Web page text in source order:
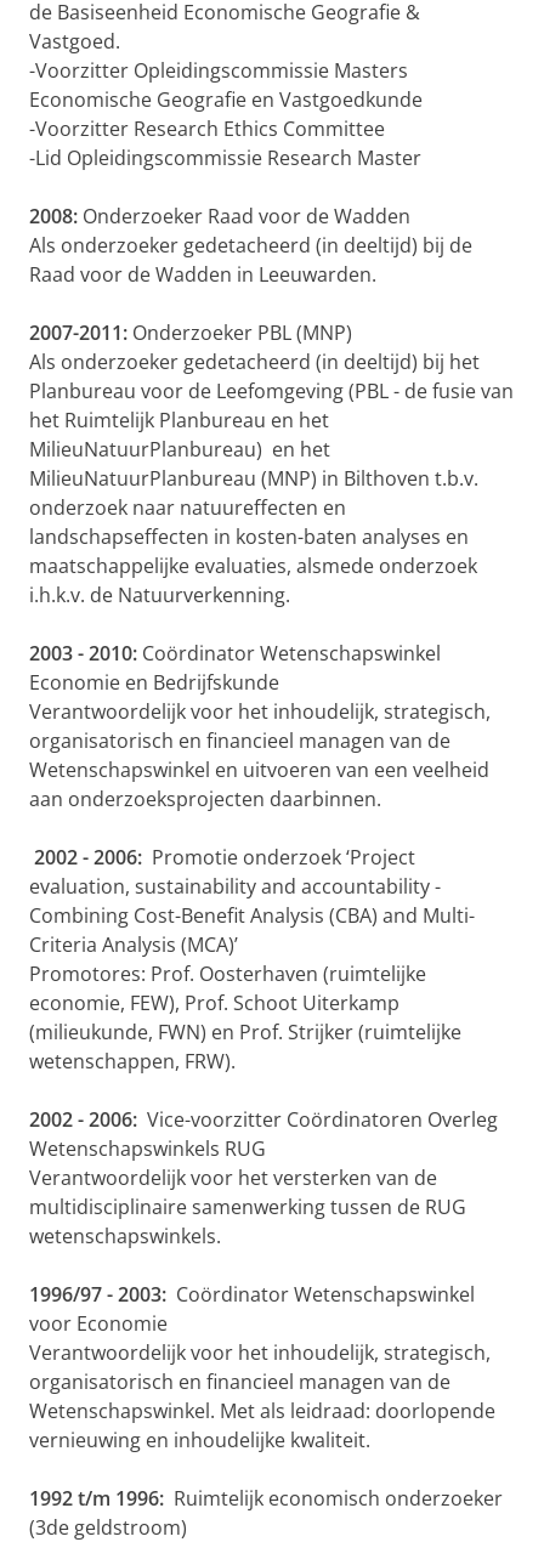
de Basiseenheid Economische Geografie &
Vastgoed.
-Voorzitter Opleidingscommissie Masters
Economische Geografie en Vastgoedkunde
-Voorzitter Research Ethics Committee
-Lid Opleidingscommissie Research Master
2008: Onderzoeker Raad voor de Wadden
Als onderzoeker gedetacheerd (in deeltijd) bij de
Raad voor de Wadden in Leeuwarden.
2007-2011: Onderzoeker PBL (MNP)
Als onderzoeker gedetacheerd (in deeltijd) bij het
Planbureau voor de Leefomgeving (PBL - de fusie van
het Ruimtelijk Planbureau en het
MilieuNatuurPlanbureau) en het
MilieuNatuurPlanbureau (MNP) in Bilthoven t.b.v.
onderzoek naar natuureffecten en
landschapseffecten in kosten-baten analyses en
maatschappelijke evaluaties, alsmede onderzoek
i.h.k.v. de Natuurverkenning.
2003 - 2010: Coördinator Wetenschapswinkel
Economie en Bedrijfskunde
Verantwoordelijk voor het inhoudelijk, strategisch,
organisatorisch en financieel managen van de
Wetenschapswinkel en uitvoeren van een veelheid
aan onderzoeksprojecten daarbinnen.
2002 - 2006: Promotie onderzoek ‘Project
evaluation, sustainability and accountability -
Combining Cost-Benefit Analysis (CBA) and Multi-
Criteria Analysis (MCA)’
Promotores: Prof. Oosterhaven (ruimtelijke
economie, FEW), Prof. Schoot Uiterkamp
(milieukunde, FWN) en Prof. Strijker (ruimtelijke
wetenschappen, FRW).
2002 - 2006: Vice-voorzitter Coördinatoren Overleg
Wetenschapswinkels RUG
Verantwoordelijk voor het versterken van de
multidisciplinaire samenwerking tussen de RUG
wetenschapswinkels.
1996/97 - 2003: Coördinator Wetenschapswinkel
voor Economie
Verantwoordelijk voor het inhoudelijk, strategisch,
organisatorisch en financieel managen van de
Wetenschapswinkel. Met als leidraad: doorlopende
vernieuwing en inhoudelijke kwaliteit.
1992 t/m 1996: Ruimtelijk economisch onderzoeker
(3de geldstroom)